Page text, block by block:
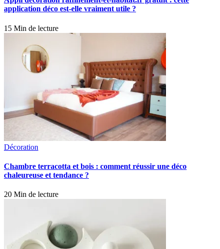
application déco est-elle vraiment utile ?
15 Min de lecture
Décoration
Chambre terracotta et bois : comment réussir une déco
chaleureuse et tendance ?
20 Min de lecture